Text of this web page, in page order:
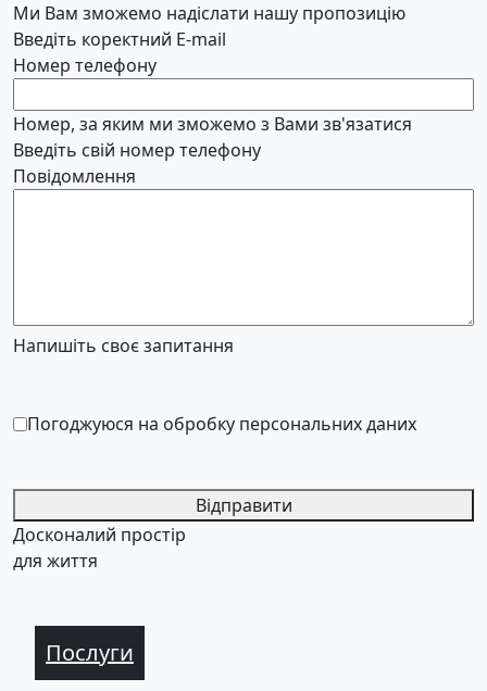
Ми Вам зможемо надіслати нашу пропозицію
Введіть коректний E-mail
Номер телефону
Номер, за яким ми зможемо з Вами зв'язатися
Введіть свій номер телефону
Повідомлення
Напишіть своє запитання
Погоджуюся на обробку персональних даних
Відправити
Досконалий простір
для життя
Послуги